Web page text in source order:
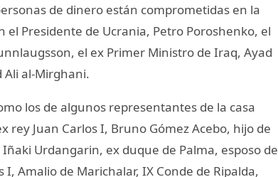
de dinero están comprometidas en la
Presidente de Ucrania, Petro Poroshenko, el
el ex Primer Ministro de Iraq, Ayad
Ali al-Mirghani.
los de algunos representantes de la casa
rey Juan Carlos I, Bruno Gómez Acebo, hijo de
Urdangarin, ex duque de Palma, esposo de
Amalio de Marichalar, IX Conde de Ripalda,